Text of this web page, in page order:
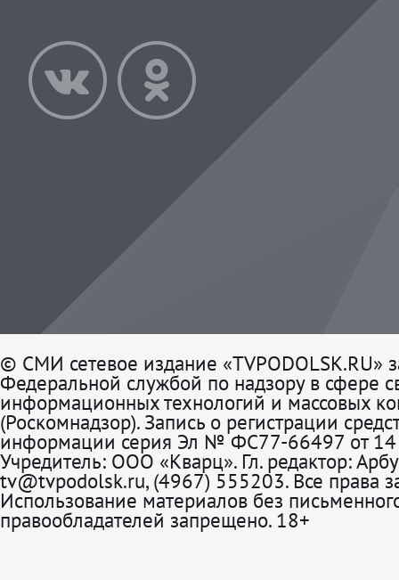
© СМИ сетевое издание «TVPODOLSK.RU»
Федеральной службой по надзору в сфере
информационных технологий и массовых
(Роскомнадзор). Запись о регистрации
информации серия Эл № ФС77-66497 от 14
Учредитель: ООО «Кварц». Гл. редактор:
tv@tvpodolsk.ru, (4967) 555203. Все права
Использование материалов без
правообладателей запрещено. 18+